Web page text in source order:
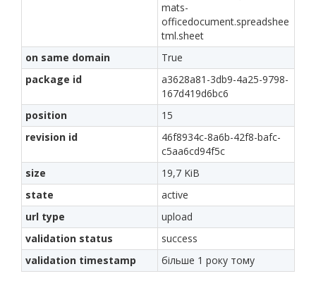
mats-
officedocument.spreadshee
tml.sheet
on same domain
True
package id
a3628a81-3db9-4a25-9798-
167d419d6bc6
position
15
revision id
46f8934c-8a6b-42f8-bafc-
c5aa6cd94f5c
size
19,7 KiB
state
active
url type
upload
validation status
success
validation timestamp
більше 1 року тому